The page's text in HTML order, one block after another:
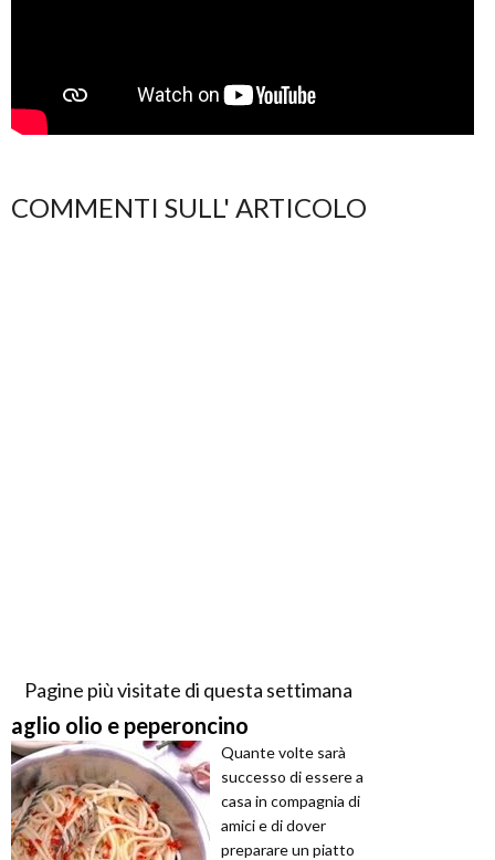
COMMENTI SULL' ARTICOLO
Pagine più visitate di questa settimana
aglio olio e peperoncino
Quante volte sarà
successo di essere a
casa in compagnia di
amici e di dover
preparare un piatto